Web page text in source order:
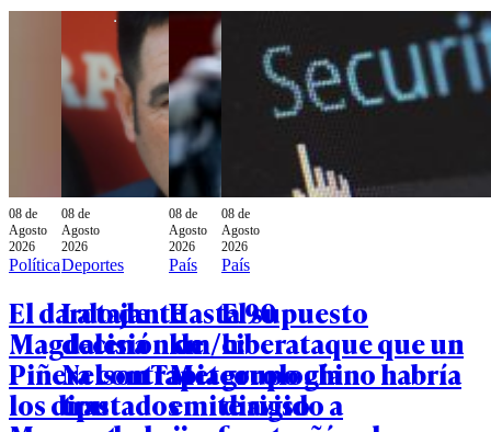
08 de
Agosto
2026
Política
El dardo de
Magdalena
Piñera contra
los diputados
08 de
Agosto
2026
Deportes
La tajante
decisión de
Nelson Tapia
tras
08 de
Agosto
2026
País
Hasta 90
km/h:
Meteorología
emite aviso
08 de
Agosto
2026
País
El supuesto
ciberataque que un
grupo chino habría
dirigido a